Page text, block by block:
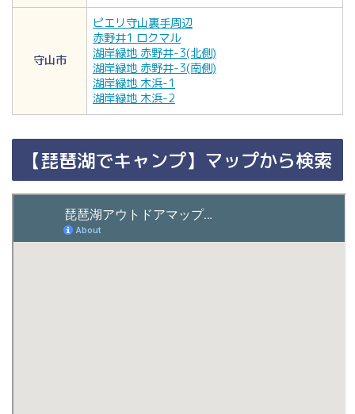
守山市
ピエリ守山裏手周辺
赤野井1 ロクマル
湖岸緑地 赤野井-3(北側)
湖岸緑地 赤野井-3(南側)
湖岸緑地 木浜-1
湖岸緑地 木浜-2
【琵琶湖でキャンプ】マップから検索